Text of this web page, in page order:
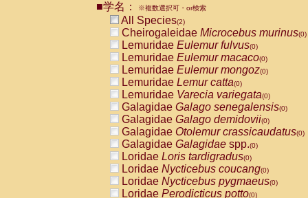
CebidaeCebus nigrivittatus
CebidaeCebus
CebidaeSaimiri boliviensis(0)
CebidaeSaimiri sciureus(0)
AtelidaeAlouatta caraya(0)
AtelidaeAlouatta fusca(0)
AtelidaeAlouatta seniculus
AtelidaeAlouattaspp.(0)
AtelidaeAteles belzebuth(0)
AtelidaeAteles geoffroyi(0)
AtelidaeAteles paniscus(0)
AtelidaeAtelesspp.(0)
Atelidae Lagothrix lagothricha
AtelidaeLagothrix lagothricha cana
PitheciidaeCacajao calvus
PitheciidaeCallicebus cupreus
■学名： ※複数選択可・or検索
All Species(2)
Cheirogaleidae Microcebus murinus(0)
Lemuridae Eulemur fulvus(0)
Lemuridae Eulemur macaco(0)
Lemuridae Eulemur mongoz(0)
Lemuridae Lemur catta(0)
Lemuridae Varecia variegata(0)
Galagidae Galago senegalensis(0)
Galagidae Galago demidovii(0)
Galagidae Otolemur crassicaudatus(0)
Galagidae Galagidae spp.(0)
Loridae Loris tardigradus(0)
Loridae Nycticebus coucang(0)
Loridae Nycticebus pygmaeus(0)
Loridae Perodicticus potto(0)